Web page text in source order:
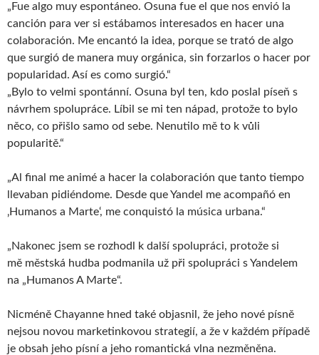
„Fue algo muy espontáneo. Osuna fue el que nos envió la
canción para ver si estábamos interesados en hacer una
colaboración. Me encantó la idea, porque se trató de algo
que surgió de manera muy orgánica, sin forzarlos o hacer por
popularidad. Así es como surgió.“
„Bylo to velmi spontánní. Osuna byl ten, kdo poslal píseň s
návrhem spolupráce. Líbil se mi ten nápad, protože to bylo
něco, co přišlo samo od sebe. Nenutilo mě to k vůli
popularitě.“
„Al final me animé a hacer la colaboración que tanto tiempo
llevaban pidiéndome. Desde que Yandel me acompañó en
‚Humanos a Marte‘, me conquistó la música urbana.“
„Nakonec jsem se rozhodl k další spolupráci, protože si
mě městská hudba podmanila už při spolupráci s Yandelem
na „Humanos A Marte“.
Nicméně Chayanne hned také objasnil, že jeho nové písně
nejsou novou marketinkovou strategií, a že v každém případě
je obsah jeho písní a jeho romantická vlna nezměněna.